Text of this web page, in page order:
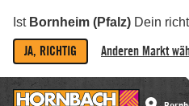
Ist Bornheim (Pfalz) Dein
JA, RICHTIG Anderen Markt